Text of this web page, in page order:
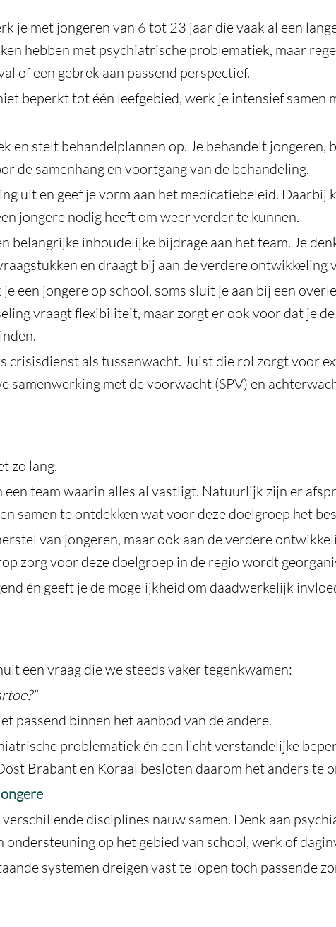
je met jongeren van 6 tot 23 jaar die vaak al een
hebben met psychiatrische problematiek, maar
of een gebrek aan passend perspectief.
beperkt tot één leefgebied, werk je intensief samen
en stelt behandelplannen op. Je behandelt jongeren,
de samenhang en voortgang van de behandeling.
uit en geef je vorm aan het medicatiebeleid. Daarbij
jongere nodig heeft om weer verder te kunnen.
belangrijke inhoudelijke bijdrage aan het team. Je
en draagt bij aan de verdere ontwikkeling
een jongere op school, soms sluit je aan bij een
vraagt flexibiliteit, maar zorgt er ook voor dat je
crisisdienst als tussenwacht. Juist die rol zorgt voor
samenwerking met de voorwacht (SPV) en
zo lang.
team waarin alles al vastligt. Natuurlijk zijn er
samen te ontdekken wat voor deze doelgroep het
van jongeren, maar ook aan de verdere
zorg voor deze doelgroep in de regio wordt
én geeft je de mogelijkheid om daadwerkelijk
een vraag die we steeds vaker tegenkwamen:
passend binnen het aanbod van de andere.
problematiek én een licht verstandelijke
Brabant en Koraal besloten daarom het anders te
disciplines nauw samen. Denk aan
op het gebied van school, werk of
systemen dreigen vast te lopen toch passende